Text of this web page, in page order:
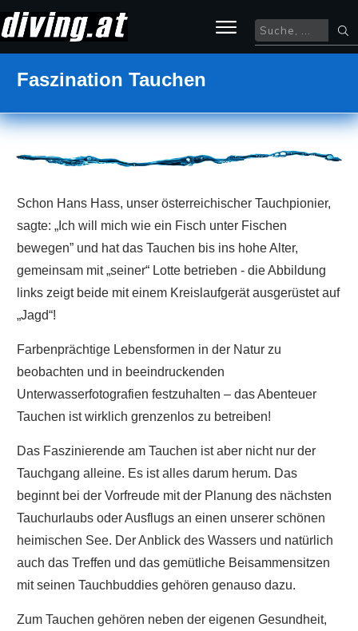
Faszination Tauchen
Schon Hans Hass, unser österreichischer Tauchpionier,
sagte: „Ich will mich wie ein Fisch unter Fischen
bewegen” und hat das Tauchen bis ins hohe Alter,
gemeinsam mit „seiner“ Lotte betrieben - die Abbildung
links zeigt beide mit einem Kreislaufgerät ausgerüstet auf
„Jagd“!
Farbenprächtige Lebensformen in der Natur zu
beobachten und in beeindruckenden
Unterwasserfotografien festzuhalten – das Abenteuer
Tauchen ist wirklich grenzenlos zu betreiben!
Das Faszinierende am Tauchen ist aber nicht nur der
Tauchgang alleine. Es ist alles darum herum. Das
beginnt bei der Vorfreude mit der Planung des nächsten
Tauchurlaubs oder Ausflugs an einen unserer schönen
heimischen See. Der Anblick des Wassers und natürlich
auch das Treffen und das gemütliche Beisammensitzen
mit seinen Tauchbuddies gehören genauso dazu.
Zum Tauchen gehören neben der eigenen Gesundheit,